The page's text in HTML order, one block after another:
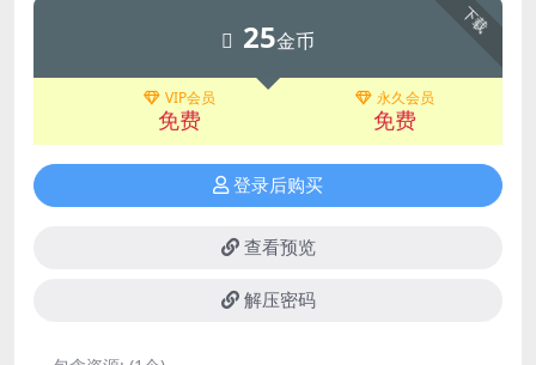
下载
25金币
VIP会员
免费
永久会员
免费
登录后购买
查看预览
解压密码